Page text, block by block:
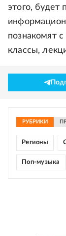
этого, будет
познакомят
классы,
РУБРИКИ
Регионы
Поп-музыка